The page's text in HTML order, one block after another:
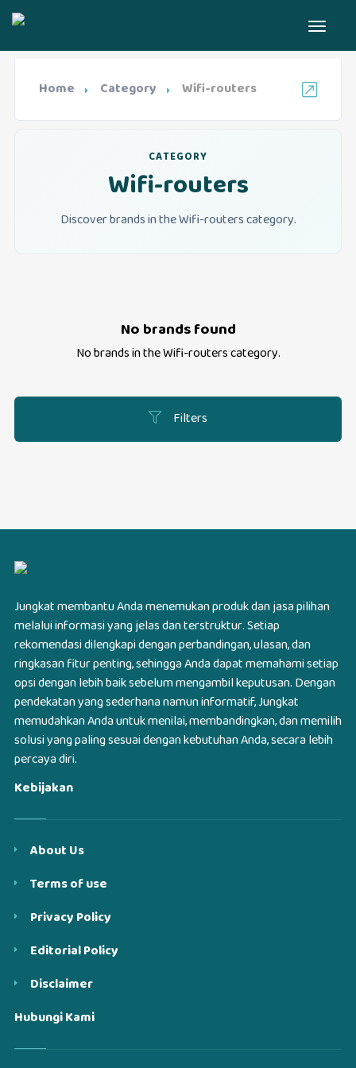
Home Category Wifi-routers
CATEGORY
Wifi-routers
Discover brands in the Wifi-routers category.
Filters
No brands found
No brands in theWifi-routerscategory.
Jungkat membantu Anda menemukan produk dan jasa pilihan
melalui informasi yang jelas dan terstruktur. Setiap
rekomendasi dilengkapi dengan perbandingan, ulasan, dan
ringkasan fitur penting, sehingga Anda dapat memahami setiap
opsi dengan lebih baik sebelum mengambil keputusan. Dengan
pendekatan yang sederhana namun informatif, Jungkat
memudahkan Anda untuk menilai, membandingkan, dan memilih
solusi yang paling sesuai dengan kebutuhan Anda, secara lebih
percaya diri.
Kebijakan
About Us
Terms of use
Privacy Policy
Editorial Policy
Disclaimer
Hubungi Kami